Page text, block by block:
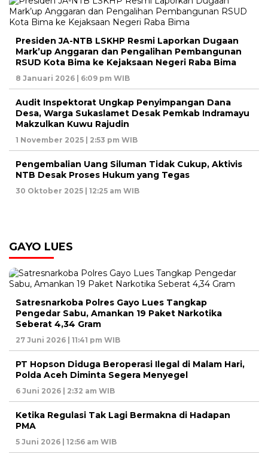
Presiden JA-NTB LSKHP Resmi Laporkan Dugaan
Mark’up Anggaran dan Pengalihan Pembangunan
RSUD Kota Bima ke Kejaksaan Negeri Raba Bima
8 Januari 2026 | 6:09 pm WIB
Audit Inspektorat Ungkap Penyimpangan Dana
Desa, Warga Sukaslamet Desak Pemkab Indramayu
Makzulkan Kuwu Rajudin
1 November 2025 | 2:53 pm WIB
Pengembalian Uang Siluman Tidak Cukup, Aktivis
NTB Desak Proses Hukum yang Tegas
30 Oktober 2025 | 12:25 am WIB
GAYO LUES
Satresnarkoba Polres Gayo Lues Tangkap
Pengedar Sabu, Amankan 19 Paket Narkotika
Seberat 4,34 Gram
27 Juni 2026 | 11:41 pm WIB
PT Hopson Diduga Beroperasi Ilegal di Malam Hari,
Polda Aceh Diminta Segera Menyegel
6 Juni 2026 | 2:32 am WIB
Ketika Regulasi Tak Lagi Bermakna di Hadapan
PMA
5 Juni 2026 | 12:56 am WIB